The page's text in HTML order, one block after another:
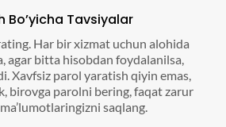
Bo’yicha Tavsiyalar
Har bir xizmat uchun alohida
agar bitta hisobdan foydalanilsa,
Xavfsiz parol yaratish qiyin emas,
birovga parolni bering, faqat zarur
saqlang.